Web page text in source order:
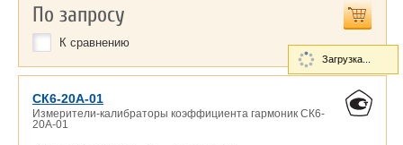
По запросу
К сравнению
СК6-20А-01
Измерители-калибраторы коэффициента гармоник СК6-
20А-01
Загрузка...